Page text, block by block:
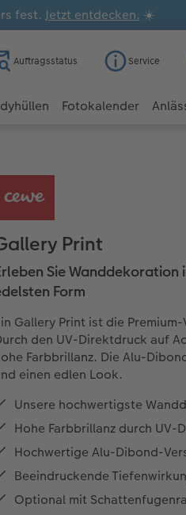
fest. Jetzt entdecken. ☀️
Auftragsstatus Service
Fotokalender
Print
Sie
Form
Gallery Print ist die
den UV-Direktdruck auf
Farbbrillanz. Die Alu-
einen edlen Look.
Unsere hochwertigste
Hohe Farbbrillanz durch UV-
Hochwertige Alu-Dibond-
Beeindruckende
Optional mit